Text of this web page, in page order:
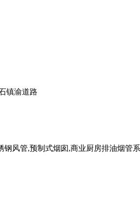
镇渝道路
钢风管,预制式烟囱,商业厨房排油烟管